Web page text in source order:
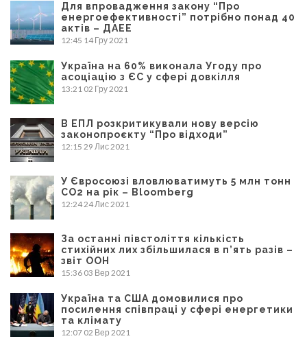
Для впровадження закону “Про
енергоефективності” потрібно понад 40
актів – ДАЕЕ
12:45 14 Гру 2021
Україна на 60% виконала Угоду про
асоціацію з ЄС у сфері довкілля
13:21 02 Гру 2021
В ЕПЛ розкритикували нову версію
законопроєкту “Про відходи”
12:15 29 Лис 2021
У Євросоюзі вловлюватимуть 5 млн тонн
CO2 на рік – Bloomberg
12:2424 Лис 2021
За останні півстоліття кількість
стихійних лих збільшилася в п’ять разів –
звіт ООН
15:36 03 Вер 2021
Україна та США домовилися про
посилення співпраці у сфері енергетики
та клімату
12:07 02 Вер 2021